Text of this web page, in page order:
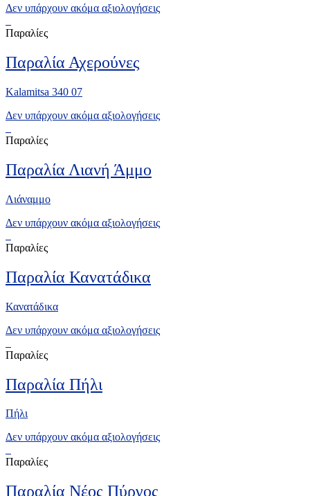
Δεν υπάρχουν ακόμα αξιολογήσεις
Παραλίες
Παραλία Αχερούνες
Kalamitsa 340 07
Δεν υπάρχουν ακόμα αξιολογήσεις
Παραλίες
Παραλία Λιανή Άμμο
Λιάναμμο
Δεν υπάρχουν ακόμα αξιολογήσεις
Παραλίες
Παραλία Κανατάδικα
Κανατάδικα
Δεν υπάρχουν ακόμα αξιολογήσεις
Παραλίες
Παραλία Πήλι
Πήλι
Δεν υπάρχουν ακόμα αξιολογήσεις
Παραλίες
Παραλία Νέος Πύργος